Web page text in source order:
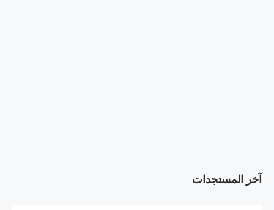
آخر المستجدات